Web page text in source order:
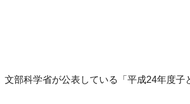
部科学省が公表している「平成24年度子